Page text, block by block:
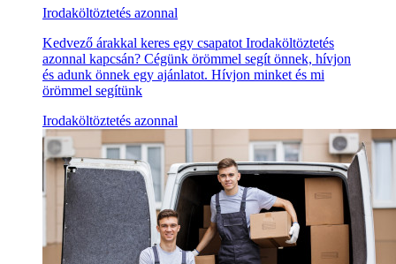
Irodaköltöztetés azonnal
Kedvező árakkal keres egy csapatot Irodaköltöztetés
azonnal kapcsán? Cégünk örömmel segít önnek, hívjon
és adunk önnek egy ajánlatot. Hívjon minket és mi
örömmel segítünk
Irodaköltöztetés azonnal